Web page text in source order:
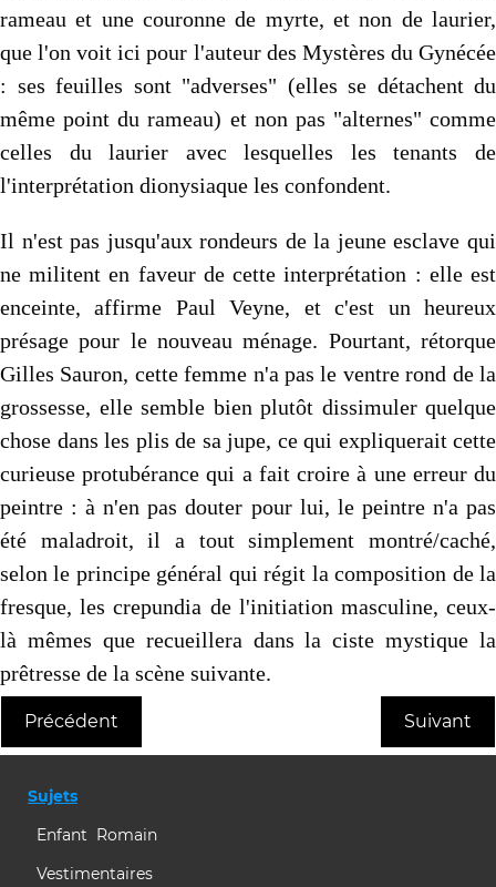
rameau et une couronne de myrte, et non de laurier,
que l'on voit ici pour l'auteur des Mystères du Gynécée
: ses feuilles sont "adverses" (elles se détachent du
même point du rameau) et non pas "alternes" comme
celles du laurier avec lesquelles les tenants de
l'interprétation dionysiaque les confondent.
Il n'est pas jusqu'aux rondeurs de la jeune esclave qui
ne militent en faveur de cette interprétation : elle est
enceinte, affirme Paul Veyne, et c'est un heureux
présage pour le nouveau ménage. Pourtant, rétorque
Gilles Sauron, cette femme n'a pas le ventre rond de la
grossesse, elle semble bien plutôt dissimuler quelque
chose dans les plis de sa jupe, ce qui expliquerait cette
curieuse protubérance qui a fait croire à une erreur du
peintre : à n'en pas douter pour lui, le peintre n'a pas
été maladroit, il a tout simplement montré/caché,
selon le principe général qui régit la composition de la
fresque, les crepundia de l'initiation masculine, ceux-
là mêmes que recueillera dans la ciste mystique la
prêtresse de la scène suivante.
Précédent Suivant
Sujets
Enfant Romain
Vestimentaires